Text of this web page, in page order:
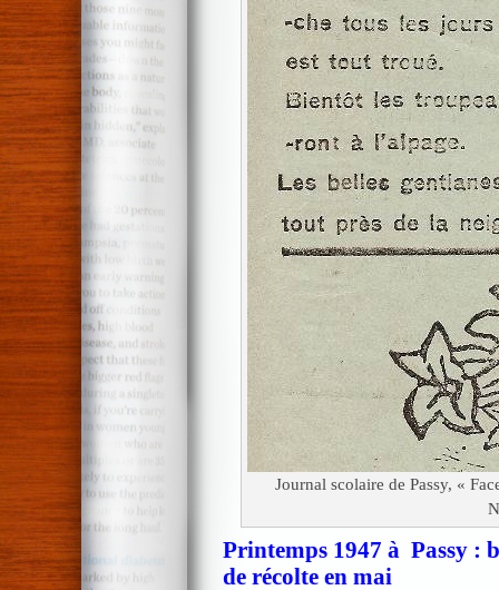
Journal scolaire de Passy, «
Printemps 1947 à Passy :
de récolte en mai